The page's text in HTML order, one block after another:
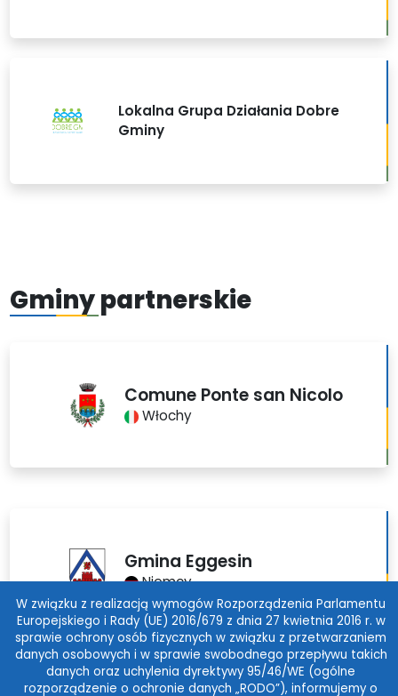
Lokalna Grupa Działania Dobre
Gminy
Gminy partnerskie
Comune Ponte san Nicolo
Włochy
Gmina Eggesin
Niemcy
W związku z realizacją wymogów Rozporządzenia Parlamentu
Europejskiego i Rady (UE) 2016/679 z dnia 27 kwietnia 2016 r. w
sprawie ochrony osób fizycznych w związku z przetwarzaniem
danych osobowych i w sprawie swobodnego przepływu takich
danych oraz uchylenia dyrektywy 95/46/WE (ogólne
rozporządzenie o ochronie danych „RODO”), informujemy o